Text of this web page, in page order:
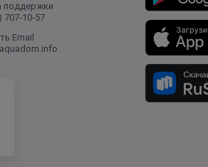
поддержки
707‑10‑57
Email